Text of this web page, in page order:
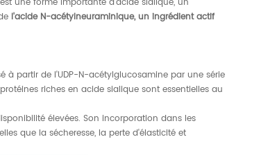
l'acide N-acétylneuraminique, un ingrédient actif
partir de l'UDP-N-acétylglucosamine par une série
riches en acide sialique sont essentielles au
élevées. Son incorporation dans les
que la sécheresse, la perte d'élasticité et